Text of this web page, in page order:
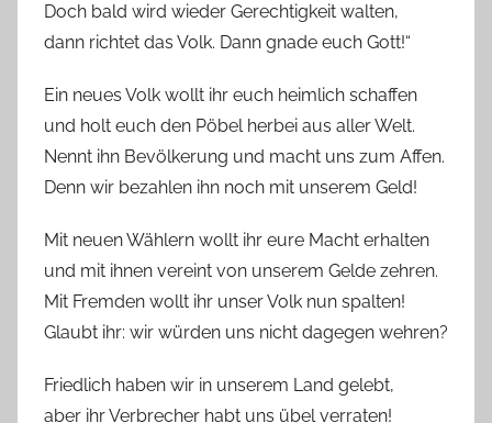
Doch bald wird wieder Gerechtigkeit walten,
dann richtet das Volk. Dann gnade euch Gott!“
Ein neues Volk wollt ihr euch heimlich schaffen
und holt euch den Pöbel herbei aus aller Welt.
Nennt ihn Bevölkerung und macht uns zum Affen.
Denn wir bezahlen ihn noch mit unserem Geld!
Mit neuen Wählern wollt ihr eure Macht erhalten
und mit ihnen vereint von unserem Gelde zehren.
Mit Fremden wollt ihr unser Volk nun spalten!
Glaubt ihr: wir würden uns nicht dagegen wehren?
Friedlich haben wir in unserem Land gelebt,
aber ihr Verbrecher habt uns übel verraten!